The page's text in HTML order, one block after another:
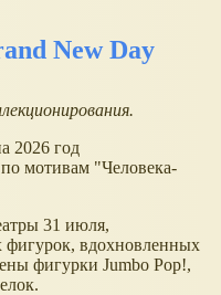
New Day
2026 год
мотивам "Человека-
31 июля,
фигурок, вдохновленных
фигурки Jumbo Pop!,